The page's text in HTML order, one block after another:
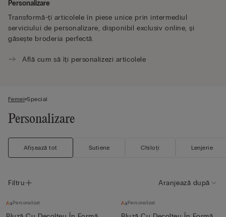
Personalizare
Transformă-ți articolele în piese unice prin intermediul
serviciului de personalizare, disponibil exclusiv online, și
găsește broderia perfectă.
Află cum să îți personalizezi articolele
Femei Special
Personalizare
Afișează tot Sutiene Chiloți Lenjerie
Filtru Aranjează după
Personalizat Personalizat